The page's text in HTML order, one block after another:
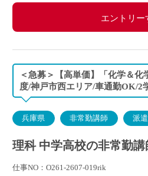
エントリー
＜急募＞【高単価】「化学＆化
度/神戸市西エリア/車通勤OK/2
兵庫県 非常勤講師 派遣
理科 中学高校の非常勤講
仕事NO：O261-2607-019rik